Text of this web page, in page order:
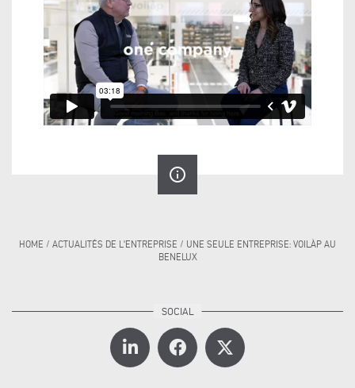
info_outline
HOME / ACTUALITÉS DE L'ENTREPRISE / UNE SEULE ENTREPRISE: VOILÀP AU
BENELUX